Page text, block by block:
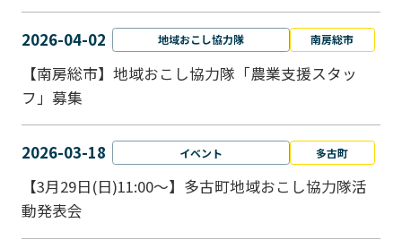
2026-04-02 地域おこし協力隊 南房総市
【南房総市】地域おこし協力隊「農業支援スタッ
フ」募集
2026-03-18 イベント 多古町
【3月29日(日)11:00～】多古町地域おこし協力隊活
動発表会